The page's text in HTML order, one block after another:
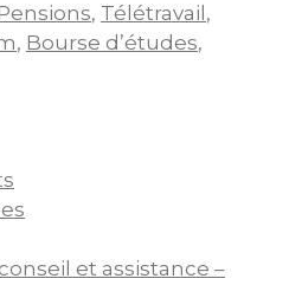
, Télétravail ,
, Bourse d’études,
et assistance –